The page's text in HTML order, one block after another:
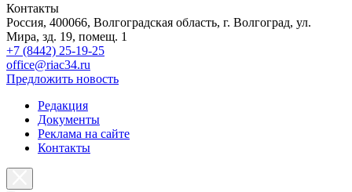
Контакты
Россия, 400066, Волгоградская область, г. Волгоград, ул.
Мира, зд. 19, помещ. 1
+7 (8442) 25-19-25
office@riac34.ru
Предложить новость
Редакция
Документы
Реклама на сайте
Контакты